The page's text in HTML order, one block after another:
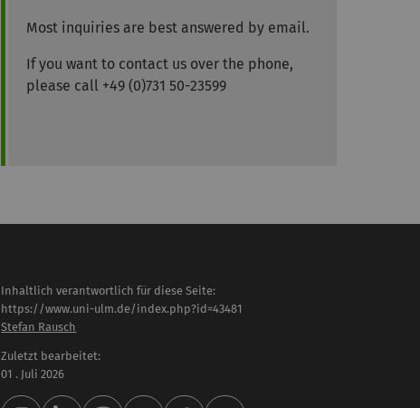
Most inquiries are best answered by email.
If you want to contact us over the phone,
please call +49 (0)731 50-23599
Inhaltlich verantwortlich für diese Seite:
https://www.uni-ulm.de/index.php?id=43481
Stefan Rausch
Zuletzt bearbeitet:
01 . Juli 2026